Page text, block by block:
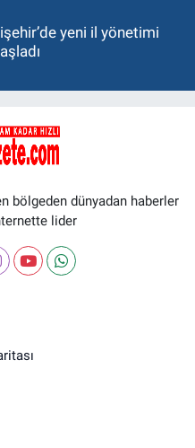
yeni il yönetimi
bölgeden dünyadan haberler
lider